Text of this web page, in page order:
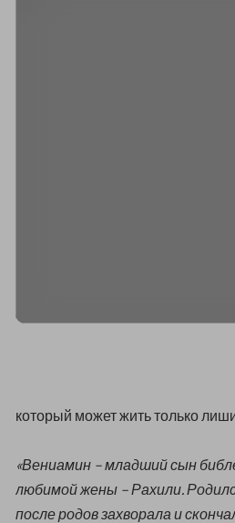
который может жить только
«Вениамин – младший сын
любимой жены – Рахили.
после родов захворала и